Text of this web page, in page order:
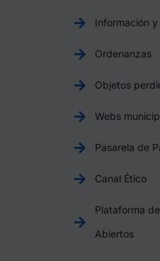
Información
Ordenanzas
Objetos
Webs
Pasarela de
Canal Ético
Plataforma
Abiertos